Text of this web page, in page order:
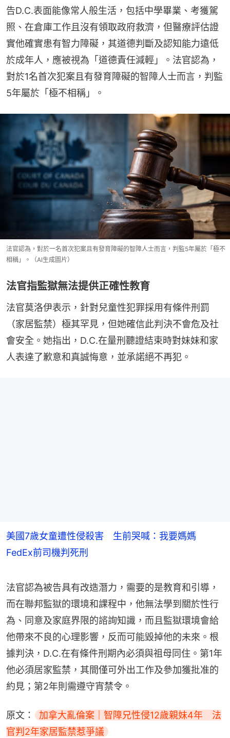
告D.C.表面能像常人般生活，包括中學畢業、考獲駕
照、在倉庫工作且沒有領取政府救濟，但醫療評估證
實他確實患有智力障礙，其道德判斷及認知能力遠低
於成年人，應被視為「道德責任減輕」。法官認為，
對於1名首次犯案且有發育障礙的智障人士而言，判監
5年屬於「極不相稱」。
法官認為，對於一名首次犯案且有發育障礙的智障人士而言，判監5年屬於「極不
相稱」。（AI生成圖片）
法官指監獄無法提供正確性教育
法官莫洛伊表示，針對兒童性犯罪採用有條件刑罰
（家居監禁）極其罕見，但她確信此判決不會危及社
會安全。她指出，D.C.在量刑聽證結束時對妹妹和家
人表達了歉意和真誠悔意，並承諾絕不再犯。
美國7歲女童遭性侵殺害 生前哭喊：我要媽媽
FedEx前司機判死刑
法官認為被告具有改造潛力，需要的是教育和引導，
而在聯邦監獄的環境和課程中，他無法學到關於性行
為、同意及家庭界限的諮詢知識，而且監獄環境會給
他帶來不良的心理影響，反而可能毀掉他的未來。根
據判決，D.C.在有條件刑期內必須與祖母同住。第1年
他必須居家監禁，其間僅可外出工作及參加獲批准的
約見；第2年則需遵守宵禁令。
原文：
加拿大亂倫案｜智障兄性侵12歲親妹4年　法
官判2年家居監禁惹爭議